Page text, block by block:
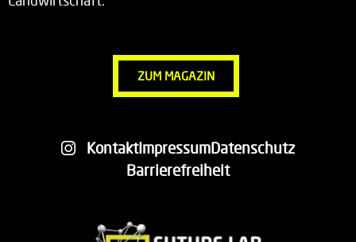
ZUM MAGAZIN
KontaktImpressumDatenschutz
Barrierefreiheit